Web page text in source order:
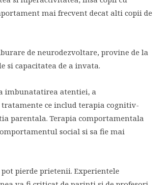
mai frecvent decat alti copii de
de neurodezvoltare, provine de la
si capacitatea de a invata.
imbunatatirea atentiei, a
ce includ terapia cognitiv-
parentala. Terapia comportamentala
social si sa fie mai
pierde prietenii. Experientele